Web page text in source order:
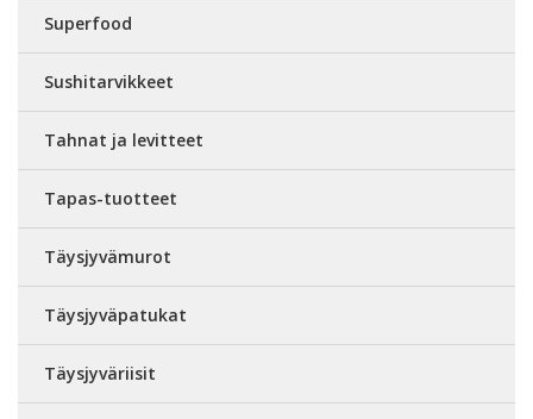
Superfood
Sushitarvikkeet
Tahnat ja levitteet
Tapas-tuotteet
Täysjyvämurot
Täysjyväpatukat
Täysjyväriisit